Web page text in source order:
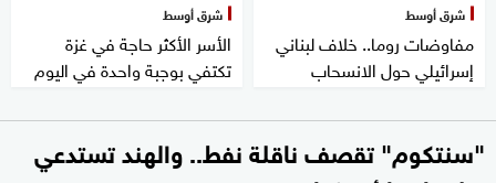
شرق أوسط
مفاوضات روما.. خلاف لبناني
إسرائيلي حول الانسحاب
شرق أوسط
الأسر الأكثر حاجة في غزة
تكتفي بوجبة واحدة في اليوم
"سنتكوم" تقصف ناقلة نفط.. والهند تستدعي